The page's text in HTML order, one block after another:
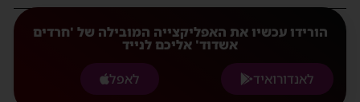
הורידו עכשיו את האפליקצייה המובילה של 'חרדים
אשדוד' אליכם לנייד
לאנדורואיד
לאפל